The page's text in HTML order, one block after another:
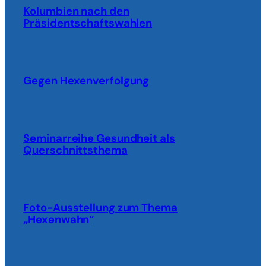
Kolumbien nach den
Präsidentschaftswahlen
Gegen Hexenverfolgung
Seminarreihe Gesundheit als
Querschnittsthema
Foto-Ausstellung zum Thema
„Hexenwahn“